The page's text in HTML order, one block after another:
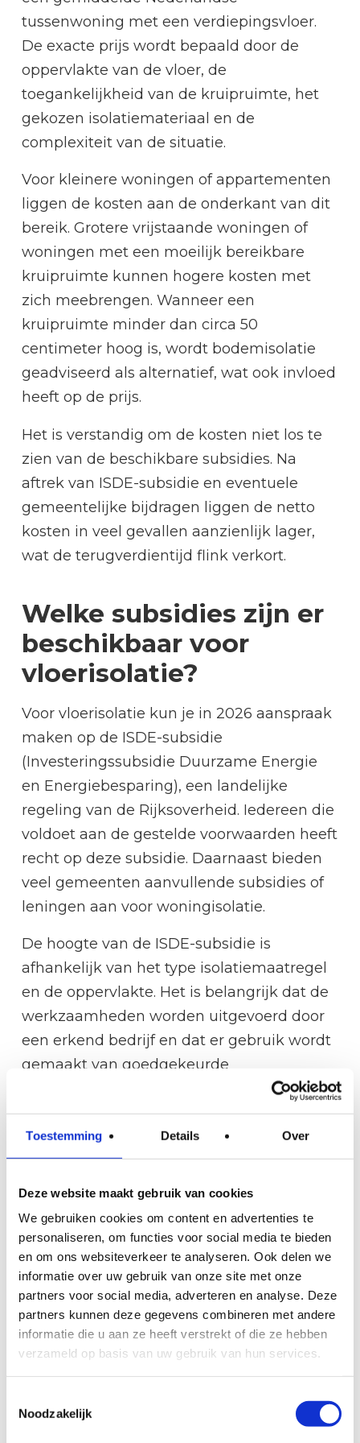
Toestemming Details Over
Deze website maakt gebruik van cookies
We gebruiken cookies om content en advertenties te
personaliseren, om functies voor social media te bieden
en om ons websiteverkeer te analyseren. Ook delen we
informatie over uw gebruik van onze site met onze
partners voor social media, adverteren en analyse. Deze
partners kunnen deze gegevens combineren met andere
informatie die u aan ze heeft verstrekt of die ze hebben
verzameld op basis van uw gebruik van hun services.
Noodzakelijk
tussenwoning met een verdiepingsvloer.
De exacte prijs wordt bepaald door de
oppervlakte van de vloer, de
toegankelijkheid van de kruipruimte, het
gekozen isolatiemateriaal en de
complexiteit van de situatie.
Voor kleinere woningen of appartementen
liggen de kosten aan de onderkant van dit
bereik. Grotere vrijstaande woningen of
woningen met een moeilijk bereikbare
kruipruimte kunnen hogere kosten met
zich meebrengen. Wanneer een
kruipruimte minder dan circa 50
centimeter hoog is, wordt bodemisolatie
geadviseerd als alternatief, wat ook invloed
heeft op de prijs.
Het is verstandig om de kosten niet los te
zien van de beschikbare subsidies. Na
aftrek van ISDE-subsidie en eventuele
gemeentelijke bijdragen liggen de netto
kosten in veel gevallen aanzienlijk lager,
wat de terugverdientijd flink verkort.
Welke subsidies zijn er
beschikbaar voor
vloerisolatie?
Voor vloerisolatie kun je in 2026 aanspraak
maken op de ISDE-subsidie
(Investeringssubsidie Duurzame Energie
en Energiebesparing), een landelijke
regeling van de Rijksoverheid. Iedereen die
voldoet aan de gestelde voorwaarden heeft
recht op deze subsidie. Daarnaast bieden
veel gemeenten aanvullende subsidies of
leningen aan voor woningisolatie.
De hoogte van de ISDE-subsidie is
afhankelijk van het type isolatiemaatregel
en de oppervlakte. Het is belangrijk dat de
werkzaamheden worden uitgevoerd door
een erkend bedrijf en dat er gebruik wordt
gemaakt van goedgekeurde
isolatiematerialen. Wij begeleiden klanten
tijdens het volledige subsidietraject, van
aanvraag tot uitbetaling, en bieden daarbij
een subsidiegarantie: voldoet een klant aan
de voorwaarden maar wordt er toch geen
subsidie toegekend, dan nemen wij dat
deel van de kosten voor eigen rekening.
Naast de ISDE-subsidie is het de moeite
waard om bij de eigen gemeente te
informeren naar lokale regelingen. In
sommige regio’s zijn aanvullende